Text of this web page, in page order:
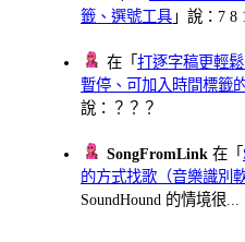
籤、選號工具 」說：7 8
在「打逐字稿更輕
暫停、可加入時間標籤
說：？？？
SongFromLink 在「
的方式找歌（音樂識別軟
SoundHound 的情境很...